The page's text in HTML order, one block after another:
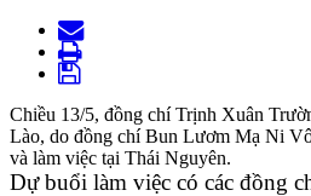
Chiều 13/5, đồng chí Trịnh Xuân
Lào, do đồng chí Bun Lươm Mạ Ni
và làm việc tại Thái Nguyên.
Dự buổi làm việc có các đồng